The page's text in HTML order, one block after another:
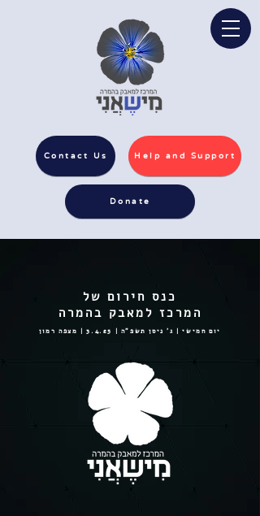
Help and Support
Contact Us
Donate
כנס חירום של
המרכז למאבק בהמרה
יום חמישי | ג’ ניסן תשפ”ה | 3.4.25 | מצפה רמון